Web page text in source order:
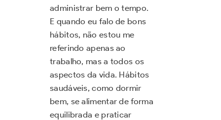
administrar bem o tempo.
E quando eu falo de bons
hábitos, não estou me
referindo apenas ao
trabalho, mas a todos os
aspectos da vida. Hábitos
saudáveis, como dormir
bem, se alimentar de forma
equilibrada e praticar